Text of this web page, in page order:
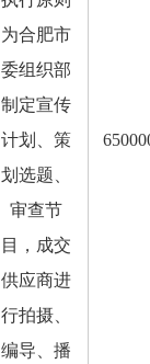
为合肥市
委组织部
制定宣传
计划、策
划选题、
审查节
目，成交
供应商进
行拍摄、
编导、播